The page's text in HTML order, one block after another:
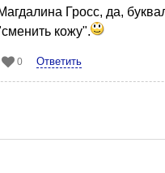
Гросс, да,
кожу".
0 Ответить